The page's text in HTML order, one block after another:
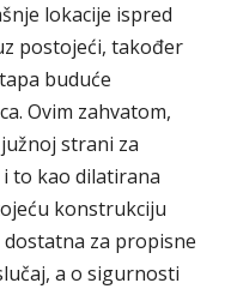
lokacije ispred
postojeći, također
buduće
Ovim zahvatom,
strani za
to kao dilatirana
konstrukciju
za propisne
a o sigurnosti